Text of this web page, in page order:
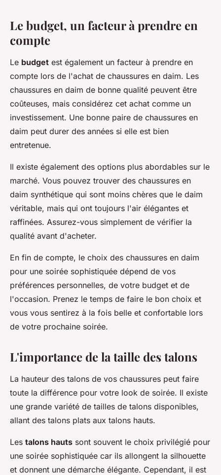
Le budget, un facteur à prendre en
compte
Le budget est également un facteur à prendre en
compte lors de l'achat de chaussures en daim. Les
chaussures en daim de bonne qualité peuvent être
coûteuses, mais considérez cet achat comme un
investissement. Une bonne paire de chaussures en
daim peut durer des années si elle est bien
entretenue.
Il existe également des options plus abordables sur le
marché. Vous pouvez trouver des chaussures en
daim synthétique qui sont moins chères que le daim
véritable, mais qui ont toujours l'air élégantes et
raffinées. Assurez-vous simplement de vérifier la
qualité avant d'acheter.
En fin de compte, le choix des chaussures en daim
pour une soirée sophistiquée dépend de vos
préférences personnelles, de votre budget et de
l'occasion. Prenez le temps de faire le bon choix et
vous vous sentirez à la fois belle et confortable lors
de votre prochaine soirée.
L'importance de la taille des talons
La hauteur des talons de vos chaussures peut faire
toute la différence pour votre look de soirée. Il existe
une grande variété de tailles de talons disponibles,
allant des talons plats aux talons hauts.
Les talons hauts sont souvent le choix privilégié pour
une soirée sophistiquée car ils allongent la silhouette
et donnent une démarche élégante. Cependant, il est